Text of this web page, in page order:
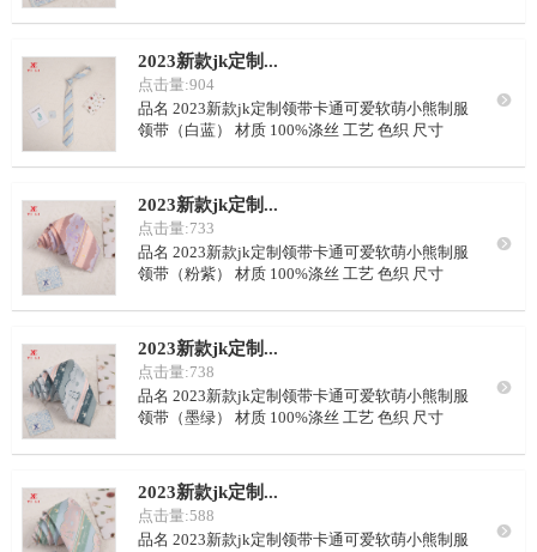
选 LOGO 可按要求定制 颜色 可从我司样本挑选，
或自定义配色 里布 藏青点子，或自定义要求 起订
量 100条/
2023新款jk定制...
点击量:904
品名 2023新款jk定制领带卡通可爱软萌小熊制服
领带（白蓝） 材质 100%涤丝 工艺 色织 尺寸
选 LOGO 可按要求定制 颜色 可从我司样本挑选，
或自定义配色 里布 藏青点子，或自定义要求 起订
量 100

2023新款jk定制...
点击量:733
品名 2023新款jk定制领带卡通可爱软萌小熊制服
领带（粉紫） 材质 100%涤丝 工艺 色织 尺寸
选 LOGO 可按要求定制 颜色 可从我司样本挑选，
或自定义配色 里布 藏青点子，或自定义要求 起订
量 100

2023新款jk定制...
点击量:738
品名 2023新款jk定制领带卡通可爱软萌小熊制服
领带（墨绿） 材质 100%涤丝 工艺 色织 尺寸
选 LOGO 可按要求定制 颜色 可从我司样本挑选，
或自定义配色 里布 藏青点子，或自定义要求 起订
量 100

2023新款jk定制...
点击量:588
品名 2023新款jk定制领带卡通可爱软萌小熊制服
